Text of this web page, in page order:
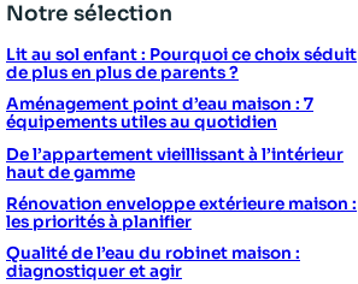
Notre sélection
Lit au sol enfant : Pourquoi ce choix séduit
de plus en plus de parents ?
Aménagement point d’eau maison : 7
équipements utiles au quotidien
De l’appartement vieillissant à l’intérieur
haut de gamme
Rénovation enveloppe extérieure maison :
les priorités à planifier
Qualité de l’eau du robinet maison :
diagnostiquer et agir